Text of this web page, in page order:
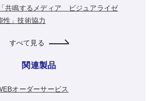
共鳴するメディア ビジュアライゼ
性」技術協力
すべて見る
関連製品
オーダーサービス